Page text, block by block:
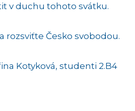
v duchu tohoto svátku.
rozsviťte Česko svobodou.
Kotyková, studenti 2.B4